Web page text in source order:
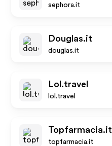
sephora.it
Douglas.it
douglas.it
Lol.travel
lol.travel
Topfarmacia.it
topfarmacia.it